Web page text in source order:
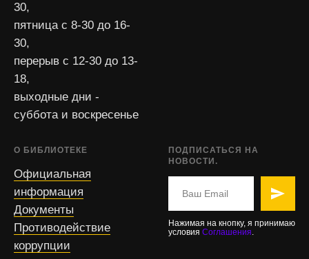
30,
пятница с 8-30 до 16-
30,
перерыв с 12-30 до 13-
18,
выходные дни -
суббота и воскресенье
О БИБЛИОТЕКЕ
Официальная
информация
Документы
Противодействие
коррупции
ПОДПИСАТЬСЯ НА
НОВОСТИ.
Нажимая на кнопку, я принимаю
условия Соглашения.